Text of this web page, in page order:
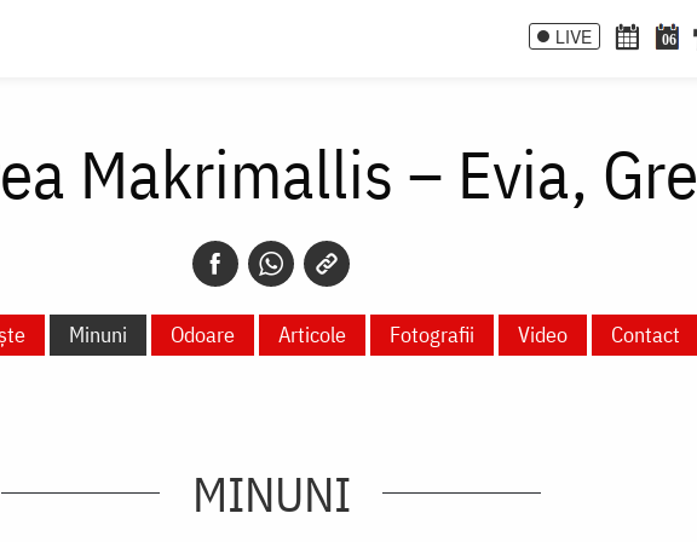
LIVE 06
Makrimallis – Evia,
Minuni Odoare Articole Fotografii Video Contact
MINUNI